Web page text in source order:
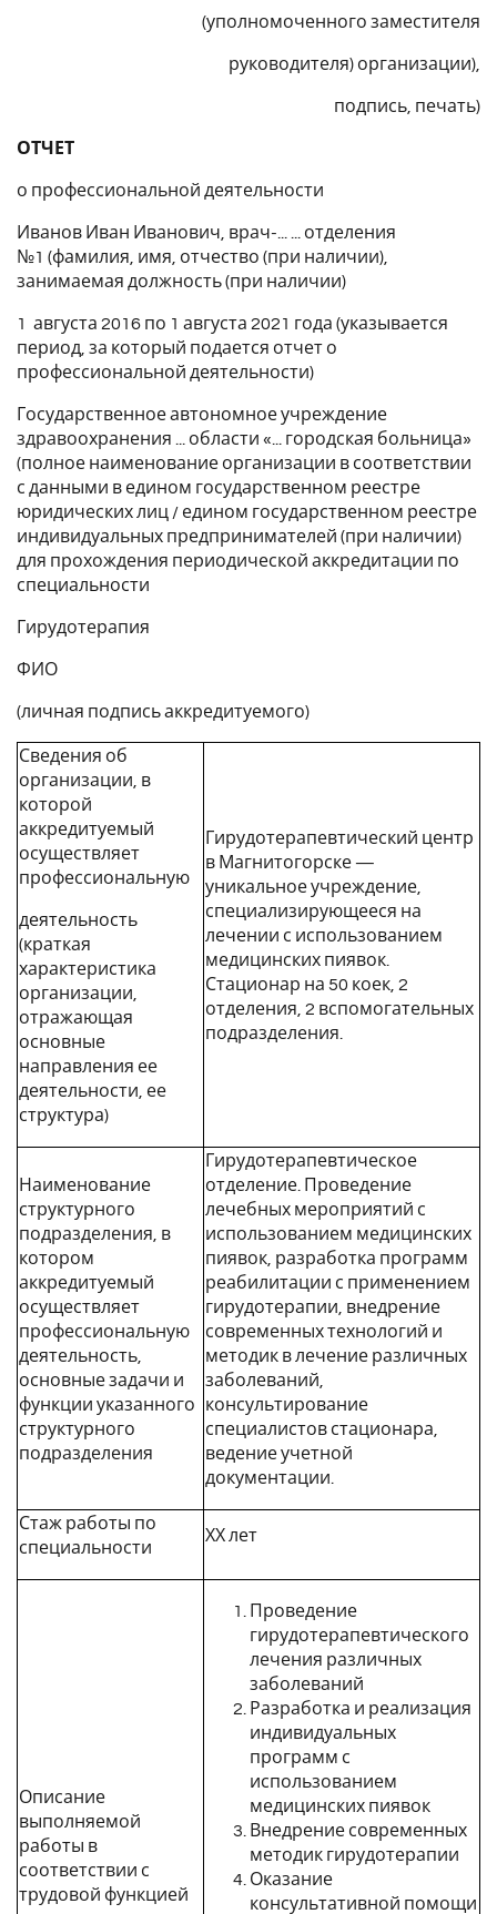
(уполномоченного заместителя
руководителя) организации),
подпись, печать)
ОТЧЕТ
о профессиональной деятельности
Иванов Иван Иванович, врач-... ... отделения
№1 (фамилия, имя, отчество (при наличии),
занимаемая должность (при наличии)
1 августа 2016 по 1 августа 2021 года (указывается
период, за который подается отчет о
профессиональной деятельности)
Государственное автономное учреждение
здравоохранения ... области «... городская больница»
(полное наименование организации в соответствии
с данными в едином государственном реестре
юридических лиц / едином государственном реестре
индивидуальных предпринимателей (при наличии)
для прохождения периодической аккредитации по
специальности
Гирудотерапия
ФИО
(личная подпись аккредитуемого)
Сведения об
организации, в
которой
аккредитуемый
осуществляет
профессиональную
деятельность
(краткая
характеристика
организации,
отражающая
основные
направления ее
деятельности, ее
структура)
Гирудотерапевтический центр
в Магнитогорске —
уникальное учреждение,
специализирующееся на
лечении с использованием
медицинских пиявок.
Стационар на 50 коек, 2
отделения, 2 вспомогательных
подразделения.
Наименование
структурного
подразделения, в
котором
аккредитуемый
осуществляет
профессиональную
деятельность,
основные задачи и
функции указанного
структурного
подразделения
Гирудотерапевтическое
отделение. Проведение
лечебных мероприятий с
использованием медицинских
пиявок, разработка программ
реабилитации с применением
гирудотерапии, внедрение
современных технологий и
методик в лечение различных
заболеваний,
консультирование
специалистов стационара,
ведение учетной
документации.
Стаж работы по
специальности
ХХ лет
Описание
выполняемой
работы в
соответствии с
трудовой функцией
Проведение
гирудотерапевтического
лечения различных
заболеваний
Разработка и реализация
индивидуальных
программ с
использованием
медицинских пиявок
Внедрение современных
методик гирудотерапии
Оказание
консультативной помощи